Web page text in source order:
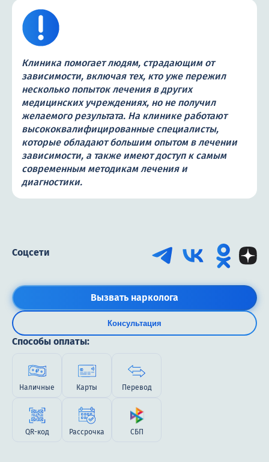
Клиника помогает людям, страдающим от
зависимости, включая тех, кто уже пережил
несколько попыток лечения в других
медицинских учреждениях, но не получил
желаемого результата. На клинике работают
высококвалифицированные специалисты,
которые обладают большим опытом в лечении
зависимости, а также имеют доступ к самым
современным методикам лечения и
диагностики.
Соцсети
Вызвать нарколога
Консультация
Способы оплаты:
Наличные Карты Перевод
QR-код Рассрочка СБП